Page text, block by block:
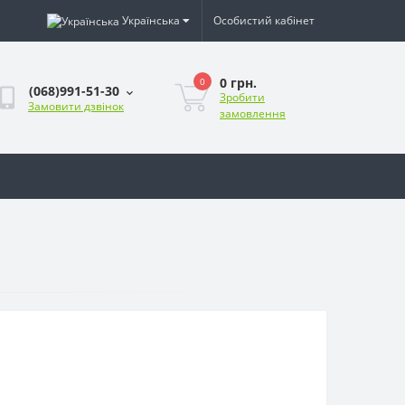
Українська Особистий кабінет
(068)991-51-30
Замовити дзвінок
0 0 грн.
Зробити
замовлення